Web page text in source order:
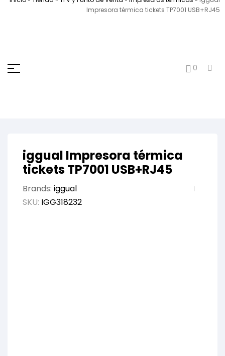
Impresora térmica tickets TP7001 USB+RJ45
0
iggual Impresora térmica
tickets TP7001 USB+RJ45
Brands: iggual
SKU: IGG318232